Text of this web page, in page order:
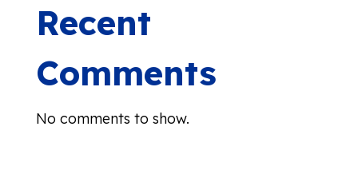
Recent
Comments
No comments to show.